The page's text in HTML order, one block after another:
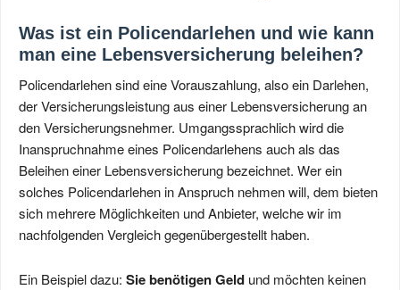
Was ist ein Policendarlehen und wie kann
man eine Lebensversicherung beleihen?
Policendarlehen sind eine Vorauszahlung, also ein Darlehen,
der Versicherungsleistung aus einer Lebensversicherung an
den Versicherungsnehmer. Umgangssprachlich wird die
Inanspruchnahme eines Policendarlehens auch als das
Beleihen einer Lebensversicherung bezeichnet. Wer ein
solches Policendarlehen in Anspruch nehmen will, dem bieten
sich mehrere Möglichkeiten und Anbieter, welche wir im
nachfolgenden Vergleich gegenübergestellt haben.
Ein Beispiel dazu: Sie benötigen Geld und möchten keinen